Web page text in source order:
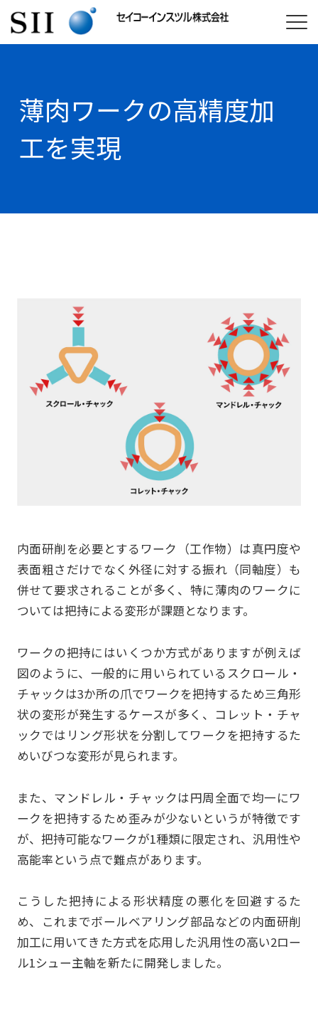
薄肉ワークの高精度加
工を実現
内面研削を必要とするワーク（工作物）は真円度や
表面粗さだけでなく外径に対する振れ（同軸度）も
併せて要求されることが多く、特に薄肉のワークに
ついては把持による変形が課題となります。
ワークの把持にはいくつか方式がありますが例えば
図のように、一般的に用いられているスクロール・
チャックは3か所の爪でワークを把持するため三角形
状の変形が発生するケースが多く、コレット・チャ
ックではリング形状を分割してワークを把持するた
めいびつな変形が見られます。
また、マンドレル・チャックは円周全面で均一にワ
ークを把持するため歪みが少ないというが特徴です
が、把持可能なワークが1種類に限定され、汎用性や
高能率という点で難点があります。
こうした把持による形状精度の悪化を回避するた
め、これまでボールベアリング部品などの内面研削
加工に用いてきた方式を応用した汎用性の高い2ロー
ル1シュー主軸を新たに開発しました。